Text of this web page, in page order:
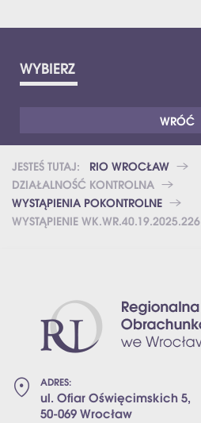
WYBIERZ
WRÓĆ
JESTEŚ TUTAJ:
RIO WROCŁAW
DZIAŁALNOŚĆ KONTROLNA
WYSTĄPIENIA POKONTROLNE
WYSTĄPIENIE WK.WR.40.19.2025.226
ADRES:
ul. Ofiar Oświęcimskich 5,
50-069 Wrocław